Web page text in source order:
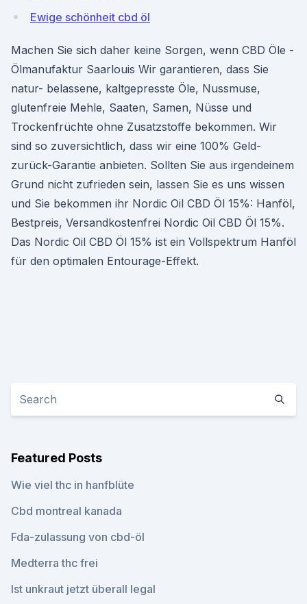
Ewige schönheit cbd öl
Machen Sie sich daher keine Sorgen, wenn CBD Öle -
Ölmanufaktur Saarlouis Wir garantieren, dass Sie
natur- belassene, kaltgepresste Öle, Nussmuse,
glutenfreie Mehle, Saaten, Samen, Nüsse und
Trockenfrüchte ohne Zusatzstoffe bekommen. Wir
sind so zuversichtlich, dass wir eine 100% Geld-
zurück-Garantie anbieten. Sollten Sie aus irgendeinem
Grund nicht zufrieden sein, lassen Sie es uns wissen
und Sie bekommen ihr Nordic Oil CBD Öl 15%: Hanföl,
Bestpreis, Versandkostenfrei Nordic Oil CBD Öl 15%.
Das Nordic Oil CBD Öl 15% ist ein Vollspektrum Hanföl
für den optimalen Entourage-Effekt.
Featured Posts
Wie viel thc in hanfblüte
Cbd montreal kanada
Fda-zulassung von cbd-öl
Medterra thc frei
Ist unkraut jetzt überall legal